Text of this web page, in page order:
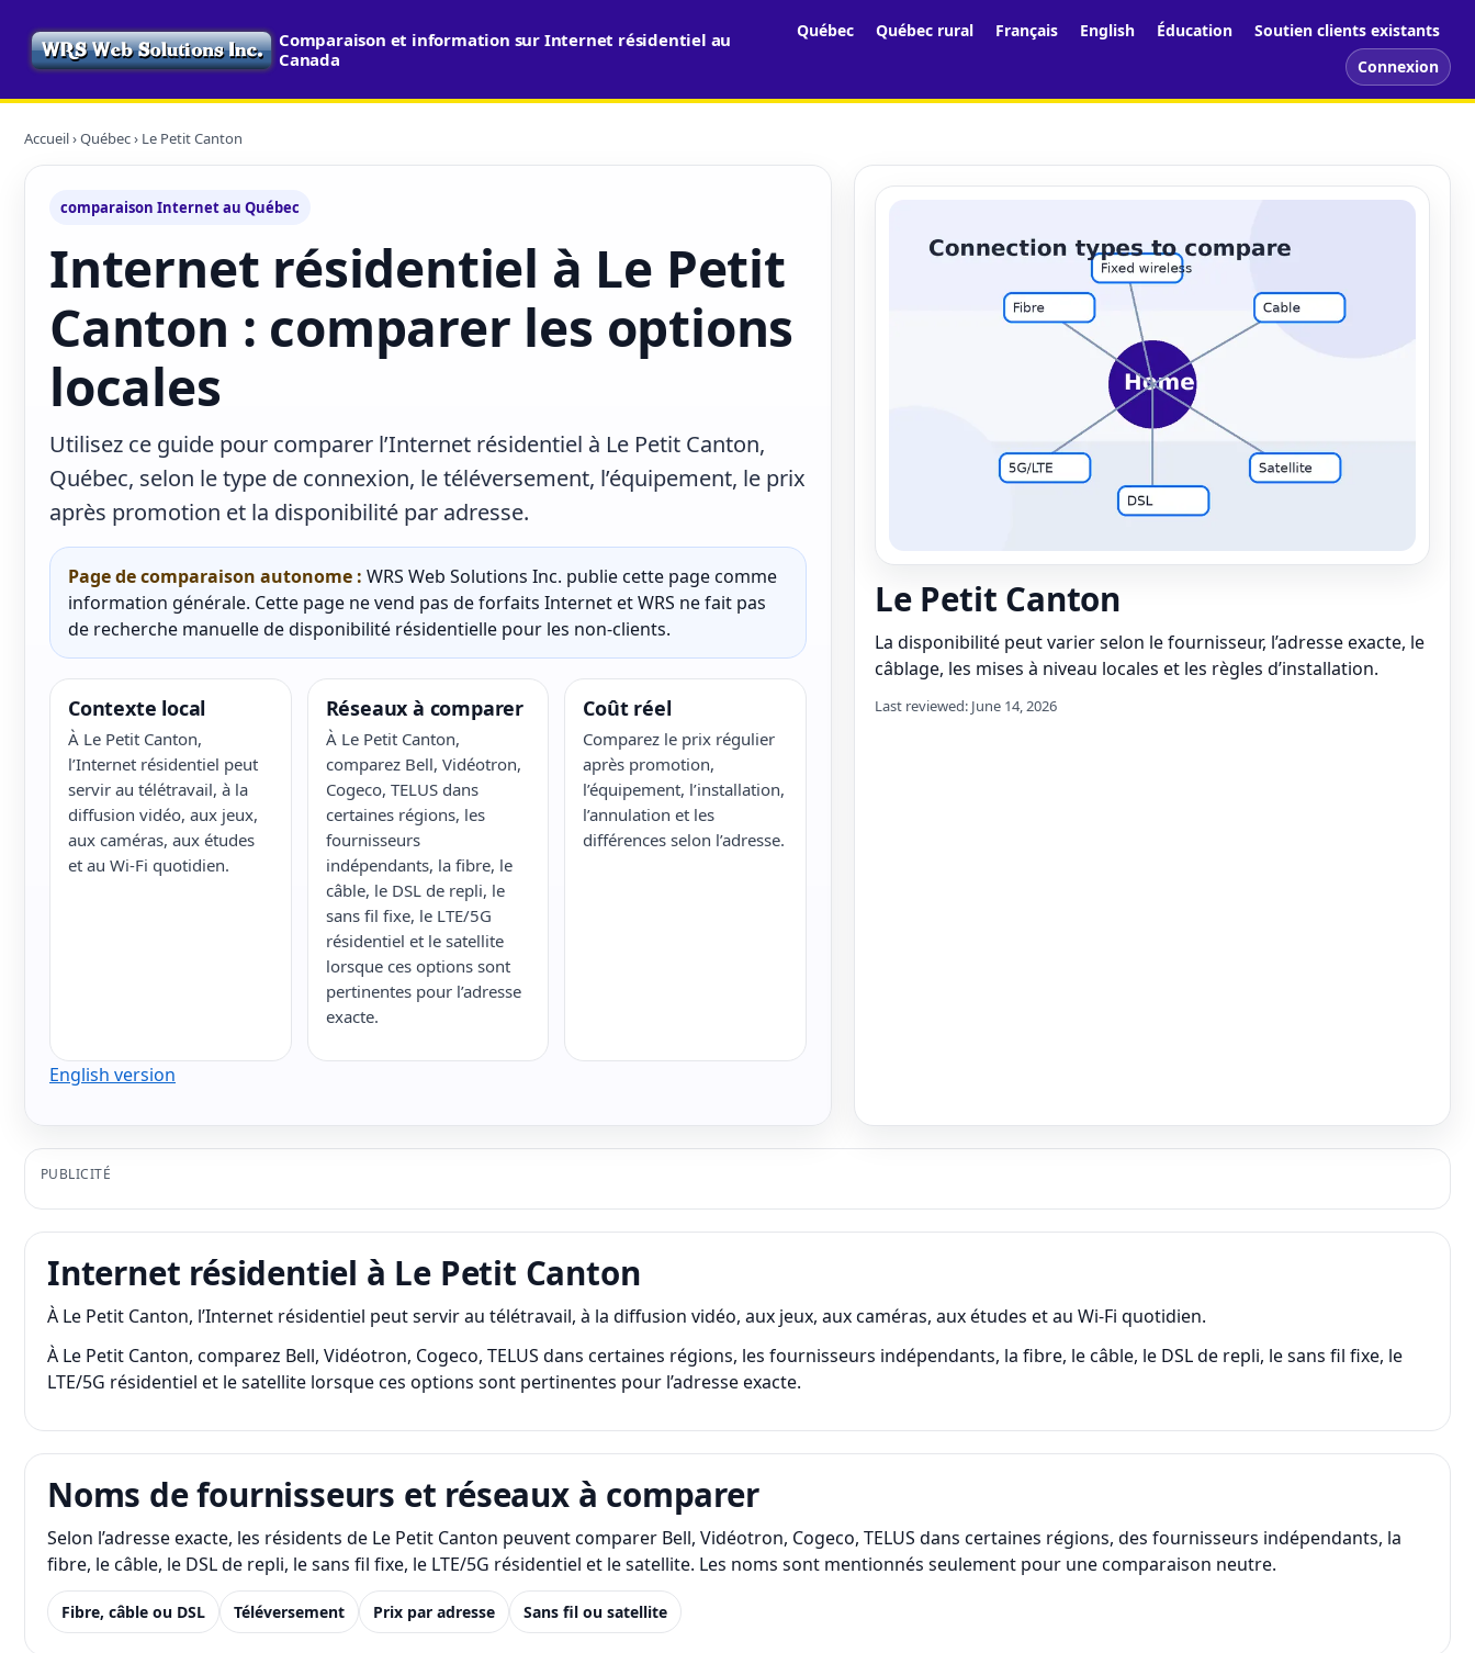
Comparaison et information sur Internet résidentiel au
Canada
Québec Québec rural Français English Éducation
Soutien clients existants
Connexion
Accueil›Québec› Le Petit Canton
comparaison Internet au Québec
Internet résidentiel à Le Petit
Canton : comparer les options
locales
Utilisez ce guide pour comparer l’Internet résidentiel à Le Petit Canton,
Québec, selon le type de connexion, le téléversement, l’équipement, le prix
après promotion et la disponibilité par adresse.
Page de comparaison autonome : WRS Web Solutions Inc. publie cette page comme
information générale. Cette page ne vend pas de forfaits Internet et WRS ne fait pas
de recherche manuelle de disponibilité résidentielle pour les non-clients.
Contexte local
À Le Petit Canton,
l’Internet résidentiel peut
servir au télétravail, à la
diffusion vidéo, aux jeux,
aux caméras, aux études
et au Wi-Fi quotidien.
Réseaux à comparer
À Le Petit Canton,
comparez Bell, Vidéotron,
Cogeco, TELUS dans
certaines régions, les
fournisseurs
indépendants, la fibre, le
câble, le DSL de repli, le
sans fil fixe, le LTE/5G
résidentiel et le satellite
lorsque ces options sont
pertinentes pour l’adresse
exacte.
Coût réel
Comparez le prix régulier
après promotion,
l’équipement, l’installation,
l’annulation et les
différences selon l’adresse.
English version
Le Petit Canton
La disponibilité peut varier selon le fournisseur, l’adresse exacte, le
câblage, les mises à niveau locales et les règles d’installation.
Last reviewed: June 14, 2026
PUBLICITÉ
Internet résidentiel à Le Petit Canton
À Le Petit Canton, l’Internet résidentiel peut servir au télétravail, à la diffusion vidéo, aux jeux, aux caméras, aux études et au Wi-Fi quotidien.
À Le Petit Canton, comparez Bell, Vidéotron, Cogeco, TELUS dans certaines régions, les fournisseurs indépendants, la fibre, le câble, le DSL de repli, le sans fil fixe, le
LTE/5G résidentiel et le satellite lorsque ces options sont pertinentes pour l’adresse exacte.
Noms de fournisseurs et réseaux à comparer
Selon l’adresse exacte, les résidents de Le Petit Canton peuvent comparer Bell, Vidéotron, Cogeco, TELUS dans certaines régions, des fournisseurs indépendants, la
fibre, le câble, le DSL de repli, le sans fil fixe, le LTE/5G résidentiel et le satellite. Les noms sont mentionnés seulement pour une comparaison neutre.
Fibre, câble ou DSL Téléversement Prix par adresse Sans fil ou satellite